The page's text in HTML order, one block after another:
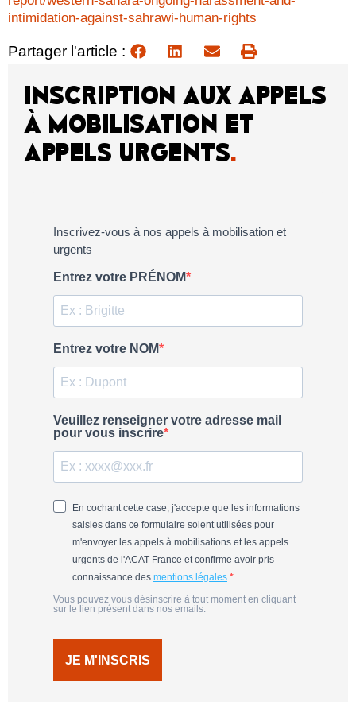
intimidation-against-sahrawi-human-rights
Partager l'article :
INSCRIPTION AUX APPELS
À MOBILISATION ET
APPELS URGENTS.
Inscrivez-vous à nos appels à mobilisation et
urgents
Entrez votre PRÉNOM
Entrez votre NOM
Veuillez renseigner votre adresse mail
pour vous inscrire
En cochant cette case, j'accepte que les informations
saisies dans ce formulaire soient utilisées pour
m'envoyer les appels à mobilisations et les appels
urgents de l'ACAT-France et confirme avoir pris
connaissance des mentions légales.
Vous pouvez vous désinscrire à tout moment en cliquant
sur le lien présent dans nos emails.
JE M'INSCRIS